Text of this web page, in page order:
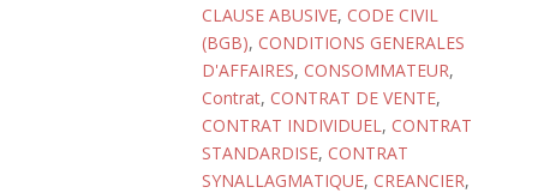
CLAUSE ABUSIVE, CODE CIVIL
(BGB), CONDITIONS GENERALES
D'AFFAIRES, CONSOMMATEUR,
Contrat, CONTRAT DE VENTE,
CONTRAT INDIVIDUEL, CONTRAT
STANDARDISE, CONTRAT
SYNALLAGMATIQUE, CREANCIER,